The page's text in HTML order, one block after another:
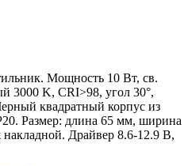
Мощность 10 Вт, св.
3000 K, CRI>98, угол 30°,
квадратный корпус из
Размер: длина 65 мм, ширина
Драйвер 8.6-12.9 В,